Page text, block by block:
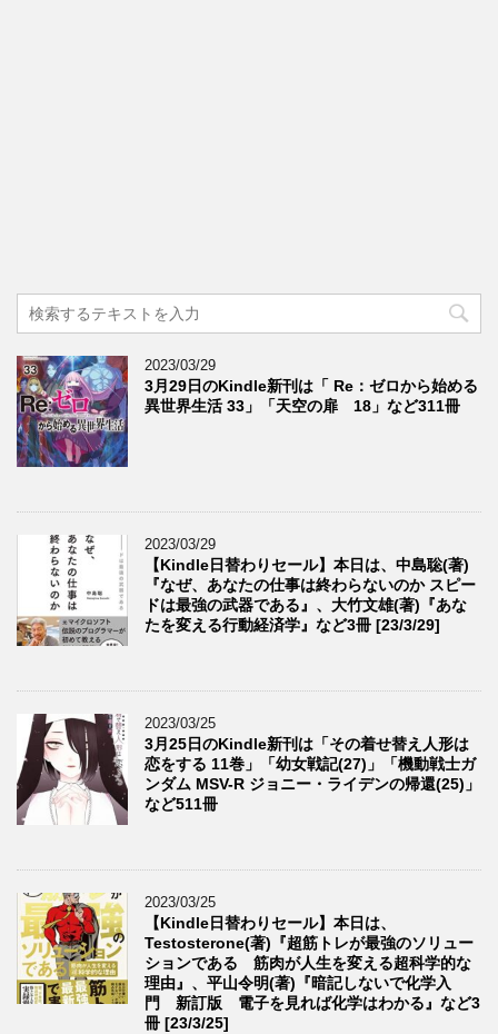
2023/03/29
3月29日のKindle新刊は「 Re：ゼロから始める
異世界生活 33」「天空の扉 18」など311冊
2023/03/29
【Kindle日替わりセール】本日は、中島聡(著)
『なぜ、あなたの仕事は終わらないのか スピー
ドは最強の武器である』、大竹文雄(著)『あな
たを変える行動経済学』など3冊 [23/3/29]
2023/03/25
3月25日のKindle新刊は「その着せ替え人形は
恋をする 11巻」「幼女戦記(27)」「機動戦士ガ
ンダム MSV-R ジョニー・ライデンの帰還(25)」
など511冊
2023/03/25
【Kindle日替わりセール】本日は、
Testosterone(著)『超筋トレが最強のソリュー
ションである 筋肉が人生を変える超科学的な
理由』、平山令明(著)『暗記しないで化学入
門 新訂版 電子を見れば化学はわかる』など3
冊 [23/3/25]